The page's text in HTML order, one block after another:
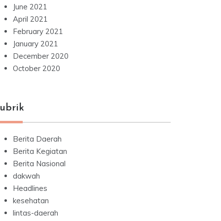
June 2021
April 2021
February 2021
January 2021
December 2020
October 2020
Berita Daerah
Berita Kegiatan
Berita Nasional
dakwah
Headlines
kesehatan
lintas-daerah